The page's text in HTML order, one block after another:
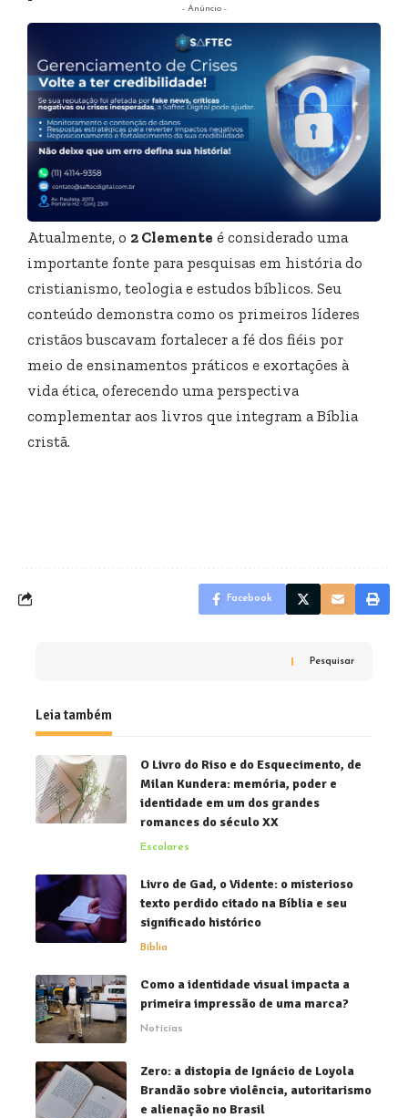
- Anúncio -
Atualmente, o 2 Clemente é considerado uma
importante fonte para pesquisas em história do
cristianismo, teologia e estudos bíblicos. Seu
conteúdo demonstra como os primeiros líderes
cristãos buscavam fortalecer a fé dos fiéis por
meio de ensinamentos práticos e exortações à
vida ética, oferecendo uma perspectiva
complementar aos livros que integram a Bíblia
cristã.
Facebook
Pesquisar
Leia também
O Livro do Riso e do Esquecimento, de
Milan Kundera: memória, poder e
identidade em um dos grandes
romances do século XX
Escolares
Livro de Gad, o Vidente: o misterioso
texto perdido citado na Bíblia e seu
significado histórico
Bíblia
Como a identidade visual impacta a
primeira impressão de uma marca?
Notícias
Zero: a distopia de Ignácio de Loyola
Brandão sobre violência, autoritarismo
e alienação no Brasil